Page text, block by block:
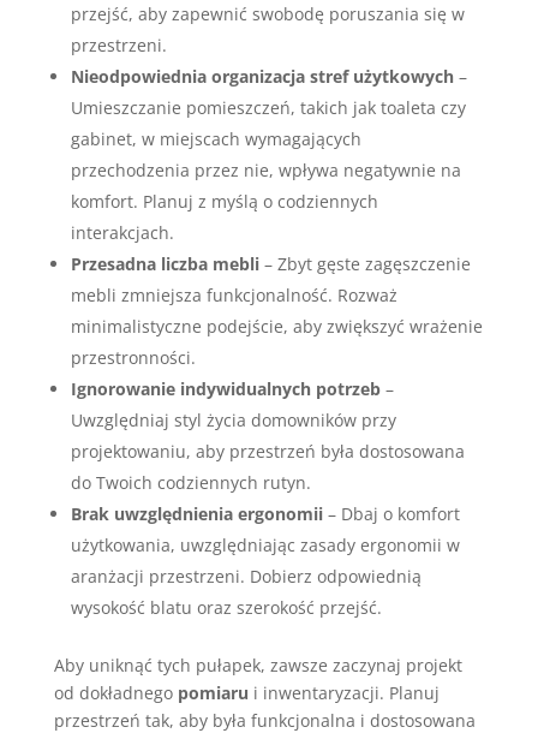
przejść, aby zapewnić swobodę poruszania się w
przestrzeni.
Nieodpowiednia organizacja stref użytkowych–
Umieszczanie pomieszczeń, takich jak toaleta czy
gabinet, w miejscach wymagających
przechodzenia przez nie, wpływa negatywnie na
komfort. Planuj z myślą o codziennych
interakcjach.
Przesadna liczba mebli– Zbyt gęste zagęszczenie
mebli zmniejsza funkcjonalność. Rozważ
minimalistyczne podejście, aby zwiększyć wrażenie
przestronności.
Ignorowanie indywidualnych potrzeb–
Uwzględniaj styl życia domowników przy
projektowaniu, aby przestrzeń była dostosowana
do Twoich codziennych rutyn.
Brak uwzględnienia ergonomii– Dbaj o komfort
użytkowania, uwzględniając zasady ergonomii w
aranżacji przestrzeni. Dobierz odpowiednią
wysokość blatu oraz szerokość przejść.
Aby uniknąć tych pułapek, zawsze zaczynaj projekt
od dokładnego pomiaru i inwentaryzacji. Planuj
przestrzeń tak, aby była funkcjonalna i dostosowana